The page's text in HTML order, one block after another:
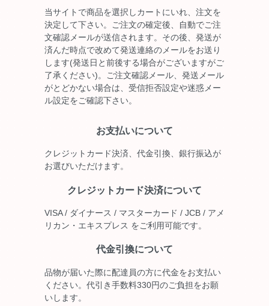
当サイトで商品を選択しカートにいれ、注文を
決定して下さい。ご注文の確定後、自動でご注
文確認メールが送信されます。その後、発送が
済んだ時点で改めて発送連絡のメールをお送り
します(発送日と前後する場合がございますがご
了承ください)。ご注文確認メール、発送メール
がとどかない場合は、受信拒否設定や迷惑メー
ル設定をご確認下さい。
お支払いについて
クレジットカード決済、代金引換、銀行振込が
お選びいただけます。
クレジットカード決済について
VISA / ダイナース / マスターカード / JCB / アメ
リカン・エキスプレス をご利用可能です。
代金引換について
品物が届いた際に配達員の方に代金をお支払い
ください。代引き手数料330円のご負担をお願
いします。